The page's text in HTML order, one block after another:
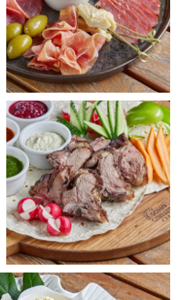
о
нам